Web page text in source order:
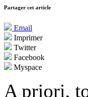
Partager cet article
Email
Imprimer
Twitter
Facebook
Myspace
A priori,